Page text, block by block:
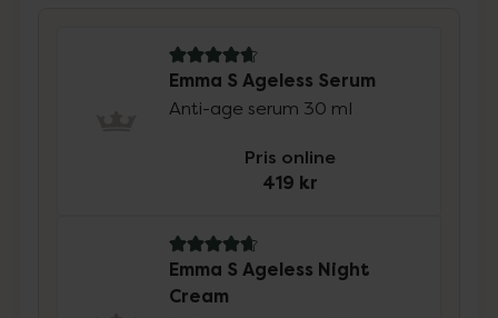
4.7 av 5 i omdöme
Emma S Ageless Serum
Anti-age serum 30 ml
Pris online
419 kr
4.8 av 5 i omdöme
Emma S Ageless Night
Cream